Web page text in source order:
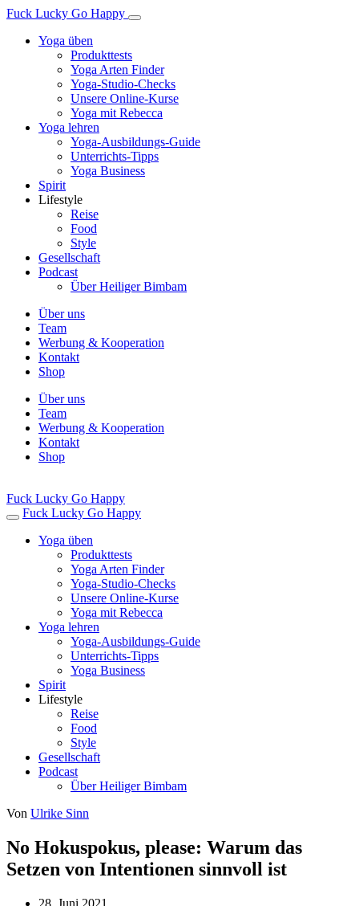
Fuck Lucky Go Happy
Yoga üben
Produkttests
Yoga Arten Finder
Yoga-Studio-Checks
Unsere Online-Kurse
Yoga mit Rebecca
Yoga lehren
Yoga-Ausbildungs-Guide
Unterrichts-Tipps
Yoga Business
Spirit
Lifestyle
Reise
Food
Style
Gesellschaft
Podcast
Über Heiliger Bimbam
Über uns
Team
Werbung & Kooperation
Kontakt
Shop
Über uns
Team
Werbung & Kooperation
Kontakt
Shop
Fuck Lucky Go Happy
Fuck Lucky Go Happy
Yoga üben
Produkttests
Yoga Arten Finder
Yoga-Studio-Checks
Unsere Online-Kurse
Yoga mit Rebecca
Yoga lehren
Yoga-Ausbildungs-Guide
Unterrichts-Tipps
Yoga Business
Spirit
Lifestyle
Reise
Food
Style
Gesellschaft
Podcast
Über Heiliger Bimbam
Von Ulrike Sinn
No Hokuspokus, please: Warum das
Setzen von Intentionen sinnvoll ist
28. Juni 2021